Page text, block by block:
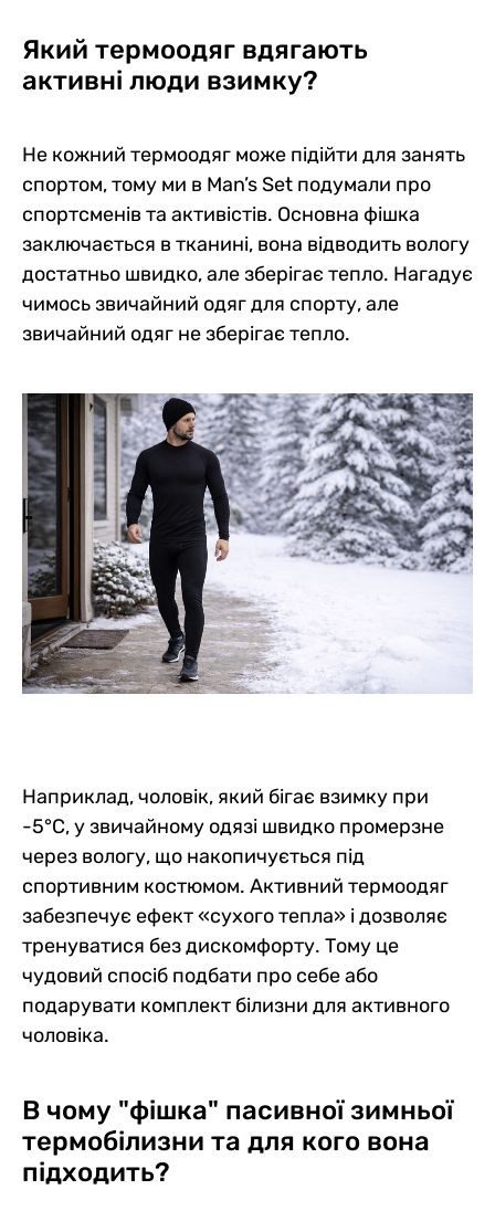
Який термоодяг вдягають
активні люди взимку?
Не кожний термоодяг може підійти для занять
спортом, тому ми в Man’s Set подумали про
спортсменів та активістів. Основна фішка
заключається в тканині, вона відводить вологу
достатньо швидко, але зберігає тепло. Нагадує
чимось звичайний одяг для спорту, але
звичайний одяг не зберігає тепло.
Наприклад, чоловік, який бігає взимку при
-5°C, у звичайному одязі швидко промерзне
через вологу, що накопичується під
спортивним костюмом. Активний термоодяг
забезпечує ефект «сухого тепла» і дозволяє
тренуватися без дискомфорту. Тому це
чудовий спосіб подбати про себе або
подарувати комплект білизни для активного
чоловіка.
В чому "фішка" пасивної зимньої
термобілизни та для кого вона
підходить?